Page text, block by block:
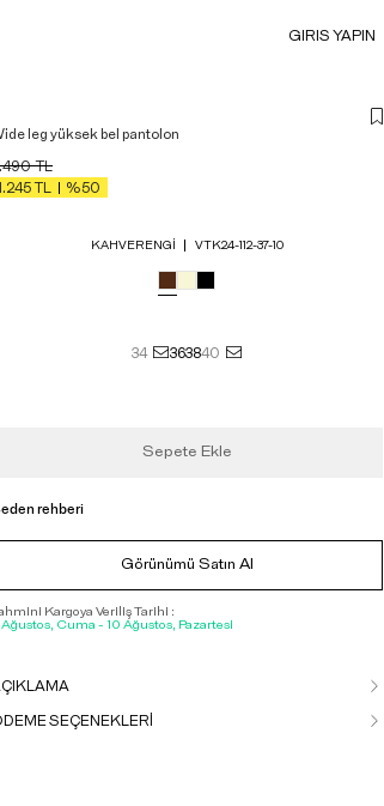
GIRIS YAPIN
leg yüksek bel pantolon
TL
TL %50
KAHVERENGI VTK24-112-37-10
34 363840
Sepete Ekle
rehberi
Görünümü Satın Al
Kargoya Veriliş Tarihi :
Cuma - 10 Ağustos, Pazartesi
SEÇENEKLERİ